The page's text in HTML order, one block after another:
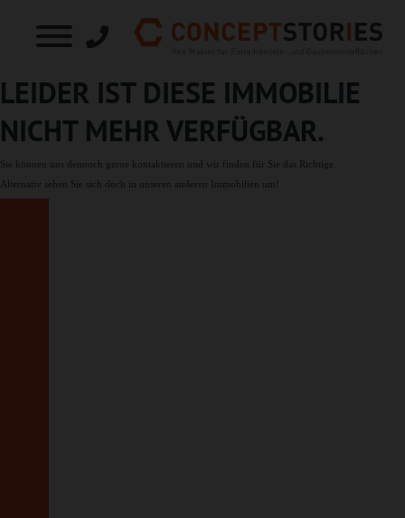
LEIDER IST DIESE IMMOBILIE
NICHT MEHR VERFÜGBAR.
Sie können uns dennoch gerne kontaktieren
und wir finden für Sie das Richtige.
Alternativ sehen Sie sich doch in unseren
anderen Immobilien um!